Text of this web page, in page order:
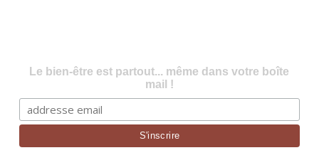
Le bien-être est partout... même dans votre boîte
mail !